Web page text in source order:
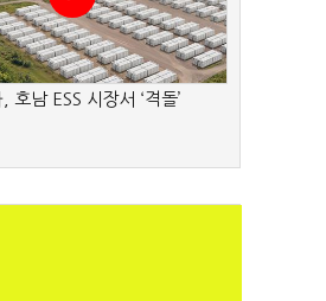
호남 ESS 시장서 ‘격돌’